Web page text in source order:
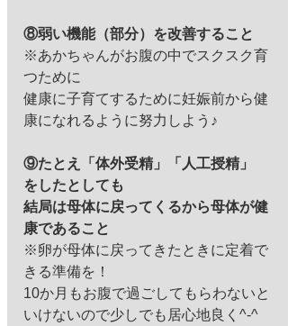
⑧弱い機能（部分）を改善すること
※あかちゃんがお腹の中でスクスク育
つために
健康に子育てするために妊娠前から健
康になれるように努力しよう♪
⑨たとえ「体外受精」「人工授精」
をしたとしても
結局は母体に戻ってくるから母体が健
康であること
※卵が母体に戻ってきたときに定着で
きる準備を！
10か月もお腹で過ごしてもらわないと
いけないので少しでも居心地良く^-^